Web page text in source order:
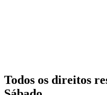
Todos os direitos